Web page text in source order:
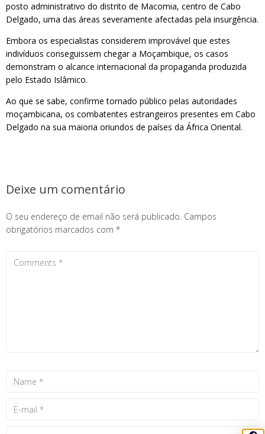
posto administrativo do distrito de Macomia, centro de Cabo
Delgado, uma das áreas severamente afectadas pela insurgência.
Embora os especialistas considerem improvável que estes
indivíduos conseguissem chegar a Moçambique, os casos
demonstram o alcance internacional da propaganda produzida
pelo Estado Islâmico.
Ao que se sabe, confirme tornado público pelas autoridades
moçambicana, os combatentes estrangeiros presentes em Cabo
Delgado na sua maioria oriundos de países da África Oriental.
Deixe um comentário
O seu endereço de email não será publicado. Campos
obrigatórios marcados com *